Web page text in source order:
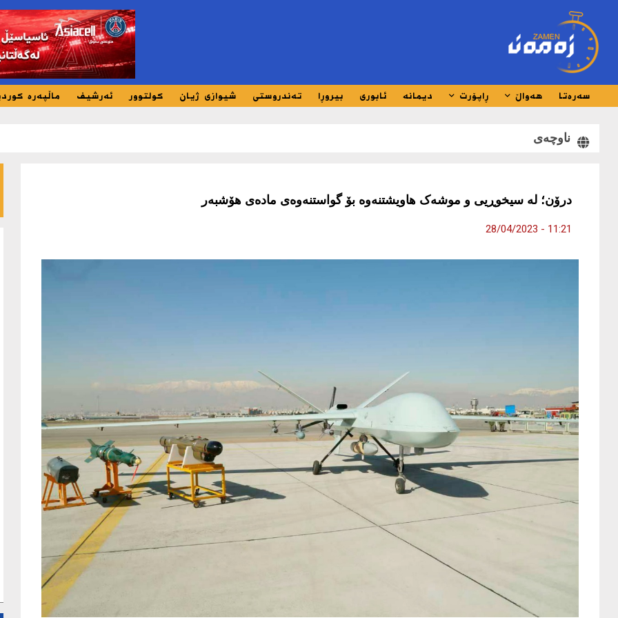
سەرەتا هەواڵ ڕاپۆرت دیمانە ئابوری بیروڕا تەندروستی شیوازی ژیان کولتوور ئەرشیف ماڵپەرە
ناوچەی
درۆن؛ لە سیخوڕیی و موشەک هاویشتنەوە بۆ گواستنەوەى مادەى هۆشبەر
11:21 - 28/04/2023